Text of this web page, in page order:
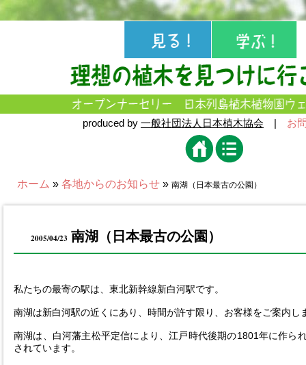
produced by 一般社団法人日本植木協会 | お
ホーム » 各地からのお知らせ » 南湖（日本最古の公園）
2005/04/23 南湖（日本最古の公園）
私たちの最寄の駅は、東北新幹線新白河駅です。
南湖は新白河駅の近くにあり、時間が許す限り、お客様をご案内し
南湖は、白河藩主松平定信により、江戸時代後期の1801年に作ら
されています。